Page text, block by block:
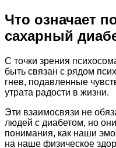
Что означает
сахарный
С точки зрения
быть связан с рядом
гнев, подавленные
утрата радости в жизни.
Эти взаимосвязи не
людей с диабетом, но
понимания, как наши
на наше физическое